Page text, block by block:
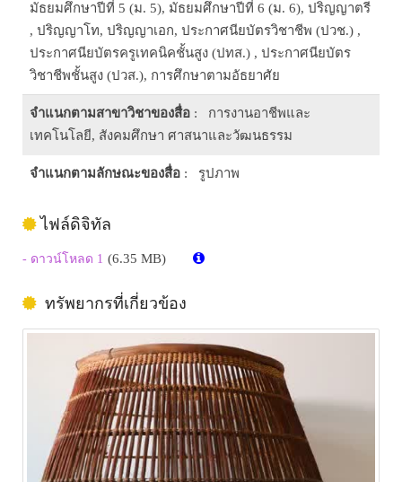
มัธยมศึกษาปีที่ 5 (ม. 5), มัธยมศึกษาปีที่ 6 (ม. 6), ปริญญาตรี
, ปริญญาโท, ปริญญาเอก, ประกาศนียบัตรวิชาชีพ (ปวช.) ,
ประกาศนียบัตรครูเทคนิคชั้นสูง (ปทส.) , ประกาศนียบัตร
วิชาชีพชั้นสูง (ปวส.), การศึกษาตามอัธยาศัย
จำแนกตามสาขาวิชาของสื่อ : การงานอาชีพและ
เทคโนโลยี, สังคมศึกษา ศาสนาและวัฒนธรรม
จำแนกตามลักษณะของสื่อ : รูปภาพ
ไฟล์ดิจิทัล
- ดาวน์โหลด 1 (6.35 MB)
ทรัพยากรที่เกี่ยวข้อง